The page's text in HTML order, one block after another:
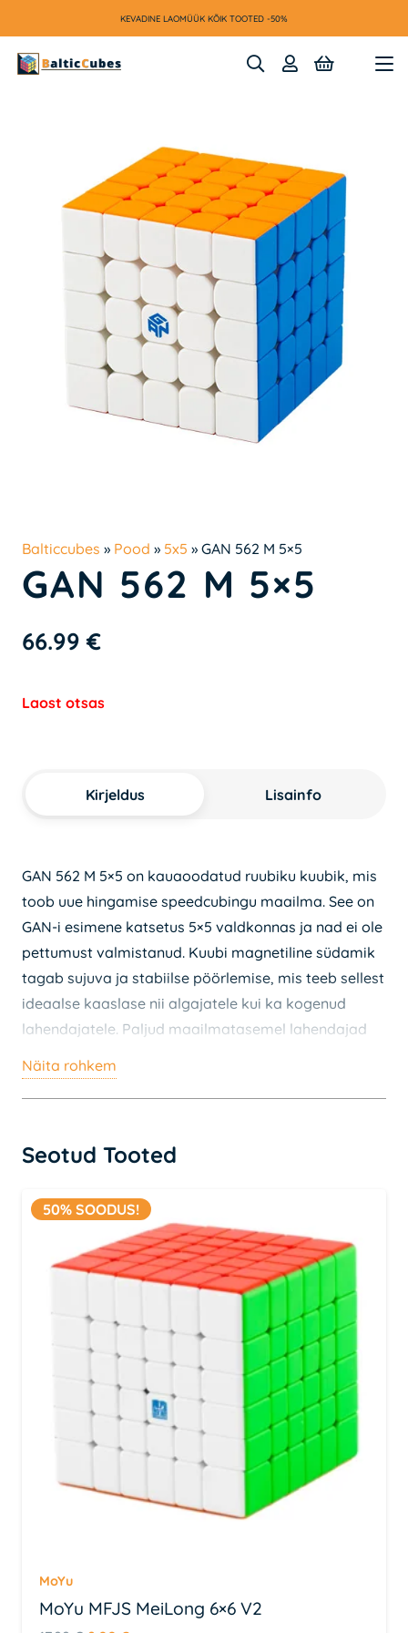
KEVADINE LAOMÜÜK KÕIK TOOTED -50%
Balticcubes » Pood » 5x5 » GAN 562 M 5×5
GAN 562 M 5×5
66.99€
Laost otsas
Kirjeldus Lisainfo
GAN 562 M 5×5 on kauaoodatud ruubiku kuubik, mis
toob uue hingamise speedcubingu maailma. See on
GAN-i esimene katsetus 5×5 valdkonnas ja nad ei ole
pettumust valmistanud. Kuubi magnetiline südamik
tagab sujuva ja stabiilse pöörlemise, mis teeb sellest
ideaalse kaaslase nii algajatele kui ka kogenud
lahendajatele. Paljud maailmatasemel lahendajad
Kui oled varem GAN-i toodetega kokku puutunud,
Nüüd saad seda kogeda ka suuremal skaalal! Kas
võimalusest täiendada oma kollektsiooni selle
tipptasemel ruubiku kuubikuga.
Esimene GAN-i 5×5 mudel
Magnetiline südamik stabiilsuse jaoks
Sobib igas vanuses lahendajatele
Näita rohkem
Seotud Tooted
50% SOODUS!
MoYu
MoYu MFJS MeiLong 6×6 V2